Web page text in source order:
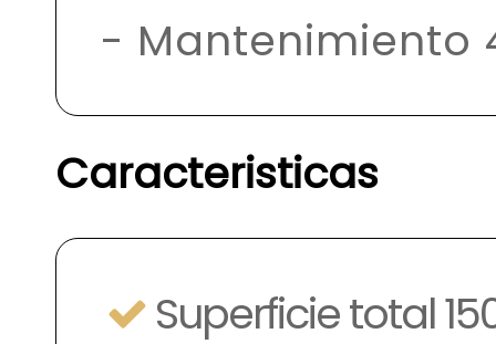
- Mantenimiento
Caracteristicas
Superficie total